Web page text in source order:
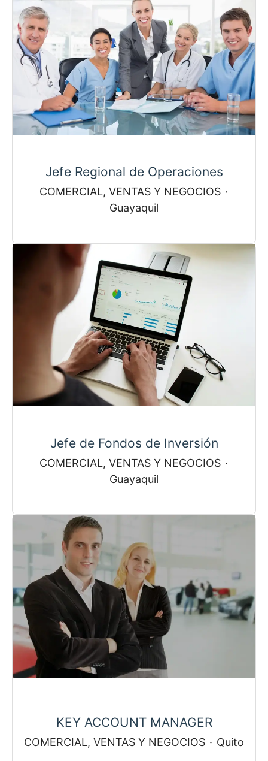
Jefe Regional de Operaciones
COMERCIAL, VENTAS Y NEGOCIOS ·
Guayaquil
Jefe de Fondos de Inversión
COMERCIAL, VENTAS Y NEGOCIOS ·
Guayaquil
KEY ACCOUNT MANAGER
COMERCIAL, VENTAS Y NEGOCIOS · Quito